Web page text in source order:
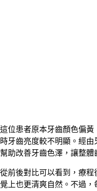
這位患者原本牙齒顏色偏
時牙齒亮度較不明顯。經由
幫助改善牙齒色澤，讓整體
從前後對比可以看到，療
覺上也更清爽自然。不過